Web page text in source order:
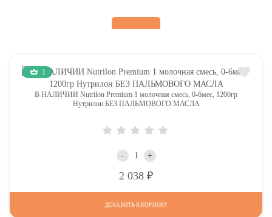
1
В НАЛИЧИИ Nutrilon Premium 1 молочная смесь, 0-6мес, 1200гр
Нутрилон БЕЗ ПАЛЬМОВОГО МАСЛА
- +
2 038
ДОБАВИТЬ В КОРЗИНУ